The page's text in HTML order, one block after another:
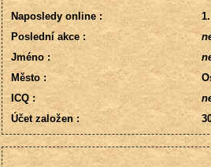
Naposledy online :
Poslední akce :
Jméno :
Město :
ICQ :
Účet založen :